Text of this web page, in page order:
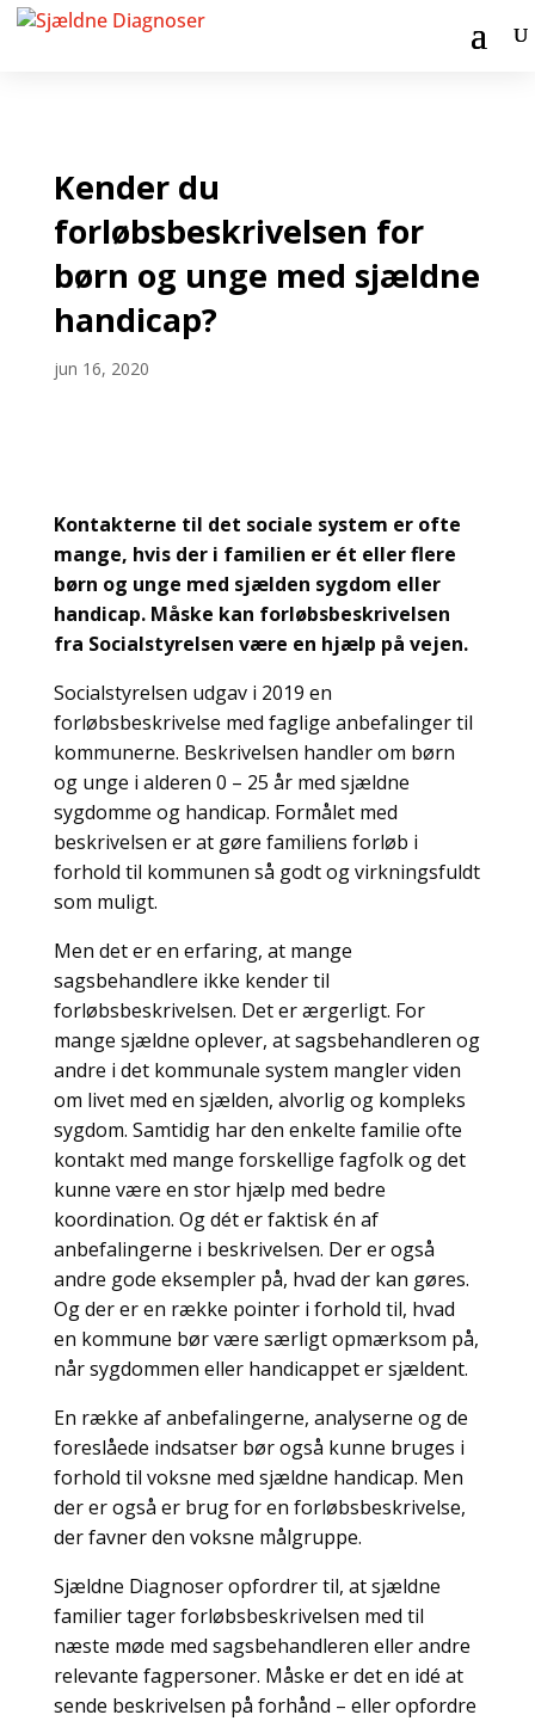
Kender du
forløbsbeskrivelsen for
børn og unge med sjældne
handicap?
jun 16, 2020
Kontakterne til det sociale system er ofte
mange, hvis der i familien er ét eller flere
børn og unge med sjælden sygdom eller
handicap. Måske kan forløbsbeskrivelsen
fra Socialstyrelsen være en hjælp på vejen.
Socialstyrelsen udgav i 2019 en
forløbsbeskrivelse med faglige anbefalinger til
kommunerne. Beskrivelsen handler om børn
og unge i alderen 0 – 25 år med sjældne
sygdomme og handicap. Formålet med
beskrivelsen er at gøre familiens forløb i
forhold til kommunen så godt og virkningsfuldt
som muligt.
Men det er en erfaring, at mange
sagsbehandlere ikke kender til
forløbsbeskrivelsen. Det er ærgerligt. For
mange sjældne oplever, at sagsbehandleren og
andre i det kommunale system mangler viden
om livet med en sjælden, alvorlig og kompleks
sygdom. Samtidig har den enkelte familie ofte
kontakt med mange forskellige fagfolk og det
kunne være en stor hjælp med bedre
koordination. Og dét er faktisk én af
anbefalingerne i beskrivelsen. Der er også
andre gode eksempler på, hvad der kan gøres.
Og der er en række pointer i forhold til, hvad
en kommune bør være særligt opmærksom på,
når sygdommen eller handicappet er sjældent.
En række af anbefalingerne, analyserne og de
foreslåede indsatser bør også kunne bruges i
forhold til voksne med sjældne handicap. Men
der er også er brug for en forløbsbeskrivelse,
der favner den voksne målgruppe.
Sjældne Diagnoser opfordrer til, at sjældne
familier tager forløbsbeskrivelsen med til
næste møde med sagsbehandleren eller andre
relevante fagpersoner. Måske er det en idé at
sende beskrivelsen på forhånd – eller opfordre